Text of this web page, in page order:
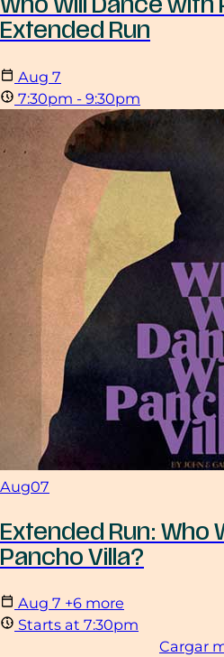
Extended Run
Aug 7
7:30pm - 9:30pm
Aug07
Extended Run: Who
Pancho Villa?
Aug 7 +6 more
Starts at 7:30pm
Cargar